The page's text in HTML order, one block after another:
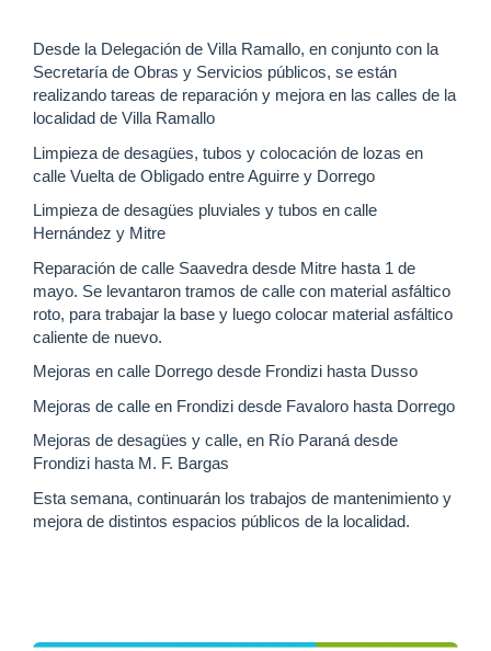
Desde la Delegación de Villa Ramallo, en conjunto con la
Secretaría de Obras y Servicios públicos, se están
realizando tareas de reparación y mejora en las calles de la
localidad de Villa Ramallo
Limpieza de desagües, tubos y colocación de lozas en
calle Vuelta de Obligado entre Aguirre y Dorrego
Limpieza de desagües pluviales y tubos en calle
Hernández y Mitre
Reparación de calle Saavedra desde Mitre hasta 1 de
mayo. Se levantaron tramos de calle con material asfáltico
roto, para trabajar la base y luego colocar material asfáltico
caliente de nuevo.
Mejoras en calle Dorrego desde Frondizi hasta Dusso
Mejoras de calle en Frondizi desde Favaloro hasta Dorrego
Mejoras de desagües y calle, en Río Paraná desde
Frondizi hasta M. F. Bargas
Esta semana, continuarán los trabajos de mantenimiento y
mejora de distintos espacios públicos de la localidad.